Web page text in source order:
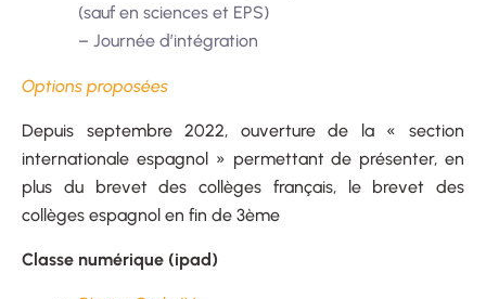
(sauf en sciences et EPS)
– Journée d’intégration
Options proposées
Depuis septembre 2022, ouverture de la « section
internationale espagnol » permettant de présenter, en
plus du brevet des collèges français, le brevet des
collèges espagnol en fin de 3ème
Classe numérique (ipad)